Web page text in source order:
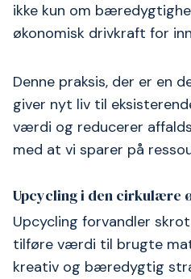
ikke kun om
økonomisk drivkraft for
Denne praksis, der er en
giver nyt liv til
værdi og reducerer
med at vi sparer på
Upcycling i den cirkulære
Upcycling forvandler
tilføre værdi til brugte
kreativ og bæredygtig